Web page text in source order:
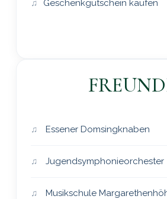
Geschenkgutschein kaufen
Essener Domsingknaben
Jugendsymphonieorchester
Musikschule